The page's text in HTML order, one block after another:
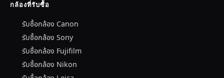
กล้องที่รับซื้อ
รับซื้อกล้อง Canon
รับซื้อกล้อง Sony
รับซื้อกล้อง Fujifilm
รับซื้อกล้อง Nikon